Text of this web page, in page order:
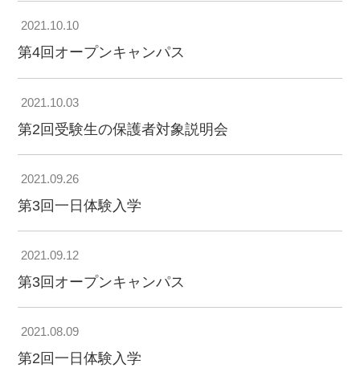
2021.10.10
第4回オープンキャンパス
2021.10.03
第2回受験生の保護者対象説明会
2021.09.26
第3回一日体験入学
2021.09.12
第3回オープンキャンパス
2021.08.09
第2回一日体験入学